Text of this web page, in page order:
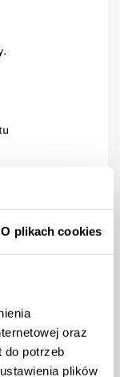
O plikach cookies
oraz
do potrzeb
plików